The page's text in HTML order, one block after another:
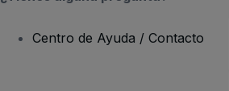
Centro de Ayuda / Contacto